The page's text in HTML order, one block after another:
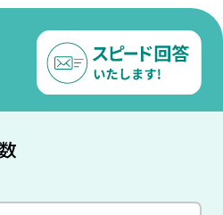
ト＆リゾート/4泊』＆一度
は泊まってみたい『マリー
ナベイサンズ/2泊』7日間
【羽田発/シンガポール航空
利用】
ト＆
チャ
ー
用】